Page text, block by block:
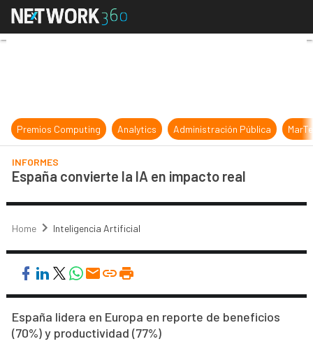
España convierte la IA en impacto
Premios Computing Analytics Administración Pública
INFORMES
España convierte la IA en impacto real
Home Inteligencia Artificial
España lidera en Europa en reporte de beneficios
(70%) y productividad (77%)